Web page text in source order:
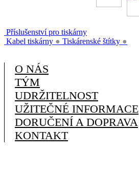
Příslušenství pro tiskárny
Kabel tiskárny ● Tiskárenské štítky ●
O NÁS
TÝM
UDRŽITELNOST
UŽITEČNÉ INFORMACE
DORUČENÍ A DOPRAVA
KONTAKT